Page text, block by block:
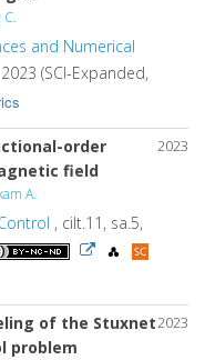
and Numerical
(SCI-Expanded,
2023
order
field
A.
, cilt.11, sa.5,
2023
of the Stuxnet
problem